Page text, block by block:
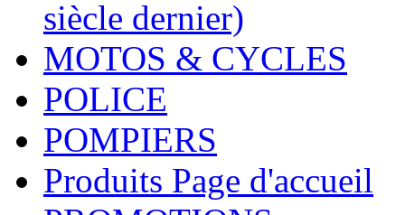
siècle dernier)
MOTOS & CYCLES
POLICE
POMPIERS
Produits Page d'accueil